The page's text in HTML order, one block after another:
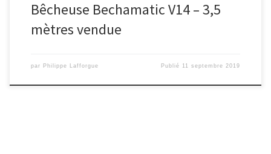
Bêcheuse Bechamatic V14 – 3,5
mètres vendue
par Philippe Lafforgue Publié 11 septembre 2019